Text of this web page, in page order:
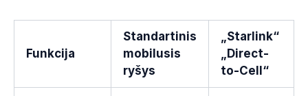
Funkcija
Standartinis
mobilusis
ryšys
„Starlink“
„Direct-
to-Cell“